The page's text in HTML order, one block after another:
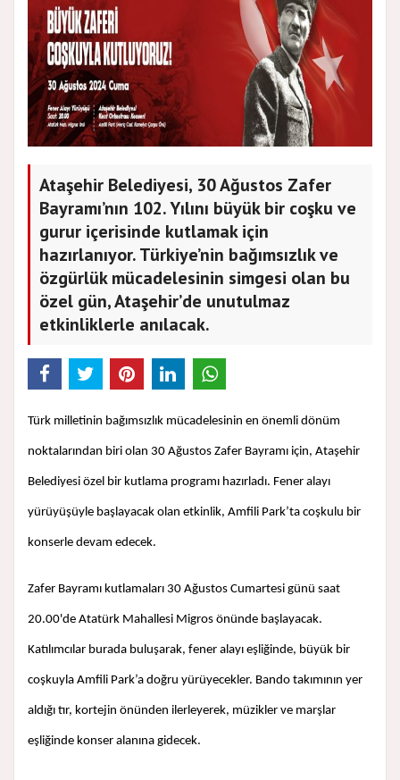
Ataşehir Belediyesi, 30 Ağustos Zafer
Bayramı’nın 102. Yılını büyük bir coşku ve
gurur içerisinde kutlamak için
hazırlanıyor. Türkiye’nin bağımsızlık ve
özgürlük mücadelesinin simgesi olan bu
özel gün, Ataşehir’de unutulmaz
etkinliklerle anılacak.
Türk milletinin bağımsızlık mücadelesinin en önemli dönüm
noktalarından biri olan 30 Ağustos Zafer Bayramı için, Ataşehir
Belediyesi özel bir kutlama programı hazırladı. Fener alayı
yürüyüşüyle başlayacak olan etkinlik, Amfili Park’ta coşkulu bir
konserle devam edecek.
Zafer Bayramı kutlamaları 30 Ağustos Cumartesi günü saat
20.00'de Atatürk Mahallesi Migros önünde başlayacak.
Katılımcılar burada buluşarak, fener alayı eşliğinde, büyük bir
coşkuyla Amfili Park’a doğru yürüyecekler. Bando takımının yer
aldığı tır, kortejin önünden ilerleyerek, müzikler ve marşlar
eşliğinde konser alanına gidecek.